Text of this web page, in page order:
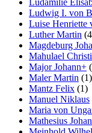
Ludämilie
Ludwig I. von
Luise Henriette
Luther Martin
Magdeburg
Mahulael
Major Johann+
Maler Martin (1)
Mantz Felix (1)
Manuel Niklaus
Maria von
Mathesius